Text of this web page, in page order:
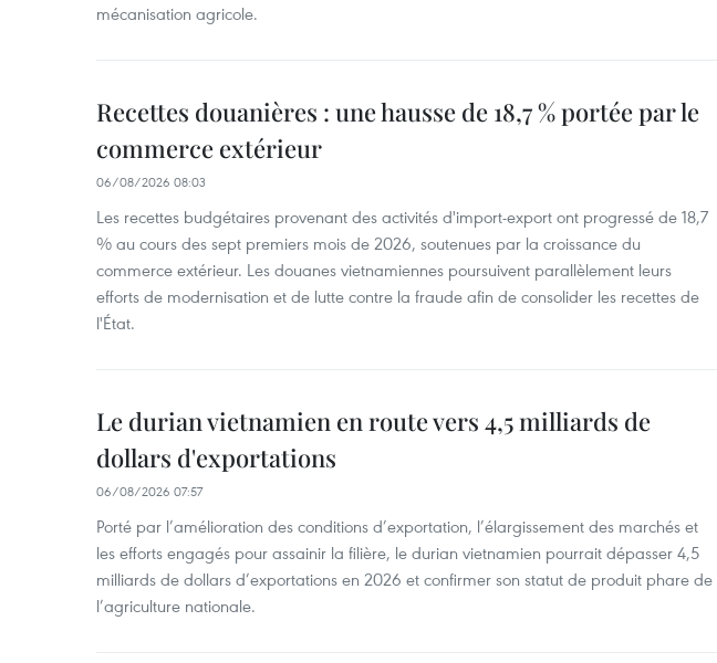
mécanisation agricole.
Recettes douanières : une hausse de 18,7 % portée par le
commerce extérieur
06/08/2026 08:03
Les recettes budgétaires provenant des activités d'import-export ont progressé de 18,7
% au cours des sept premiers mois de 2026, soutenues par la croissance du
commerce extérieur. Les douanes vietnamiennes poursuivent parallèlement leurs
efforts de modernisation et de lutte contre la fraude afin de consolider les recettes de
l'État.
Le durian vietnamien en route vers 4,5 milliards de
dollars d'exportations
06/08/2026 07:57
Porté par l’amélioration des conditions d’exportation, l’élargissement des marchés et
les efforts engagés pour assainir la filière, le durian vietnamien pourrait dépasser 4,5
milliards de dollars d’exportations en 2026 et confirmer son statut de produit phare de
l’agriculture nationale.